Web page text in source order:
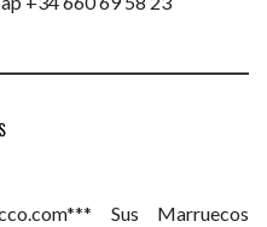
Sus Marruecos